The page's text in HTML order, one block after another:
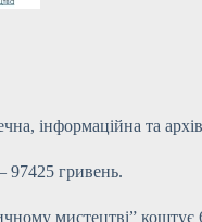
інформаційна та
97425 гривень.
мистецтві” коштує